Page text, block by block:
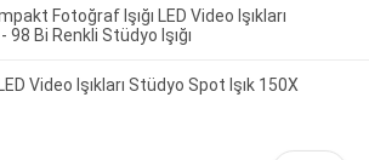
Fotoğraf Işığı LED Video Işıkları
98 Bi Renkli Stüdyo Işığı
Video Işıkları Stüdyo Spot Işık 150X